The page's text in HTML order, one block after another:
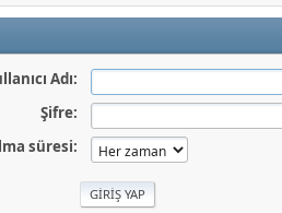
Adı:
Şifre:
süresi: